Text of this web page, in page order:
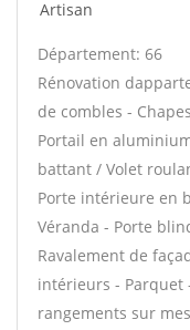
Artisan
Département: 66
Rénovation
de combles -
Portail en
battant / Volet
Porte intérieure en
Véranda - Porte
Ravalement de
intérieurs - Parquet
rangements sur